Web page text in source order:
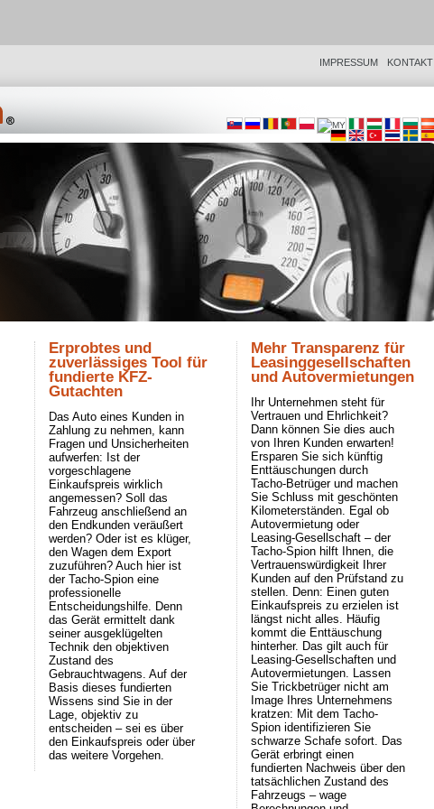
IMPRESSUM KONTAKT
Erprobtes und
zuverlässiges Tool für
fundierte KFZ-
Gutachten
Das Auto eines Kunden in
Zahlung zu nehmen, kann
Fragen und Unsicherheiten
aufwerfen: Ist der
vorgeschlagene
Einkaufspreis wirklich
angemessen? Soll das
Fahrzeug anschließend an
den Endkunden veräußert
werden? Oder ist es klüger,
den Wagen dem Export
zuzuführen? Auch hier ist
der Tacho-Spion eine
professionelle
Entscheidungshilfe. Denn
das Gerät ermittelt dank
seiner ausgeklügelten
Technik den objektiven
Zustand des
Gebrauchtwagens. Auf der
Basis dieses fundierten
Wissens sind Sie in der
Lage, objektiv zu
entscheiden – sei es über
den Einkaufspreis oder über
das weitere Vorgehen.
Mehr Transparenz für
Leasinggesellschaften
und Autovermietungen
Ihr Unternehmen steht für
Vertrauen und Ehrlichkeit?
Dann können Sie dies auch
von Ihren Kunden erwarten!
Ersparen Sie sich künftig
Enttäuschungen durch
Tacho-Betrüger und machen
Sie Schluss mit geschönten
Kilometerständen. Egal ob
Autovermietung oder
Leasing-Gesellschaft – der
Tacho-Spion hilft Ihnen, die
Vertrauenswürdigkeit Ihrer
Kunden auf den Prüfstand zu
stellen. Denn: Einen guten
Einkaufspreis zu erzielen ist
längst nicht alles. Häufig
kommt die Enttäuschung
hinterher. Das gilt auch für
Leasing-Gesellschaften und
Autovermietungen. Lassen
Sie Trickbetrüger nicht am
Image Ihres Unternehmens
kratzen: Mit dem Tacho-
Spion identifizieren Sie
schwarze Schafe sofort. Das
Gerät erbringt einen
fundierten Nachweis über den
tatsächlichen Zustand des
Fahrzeugs – wage